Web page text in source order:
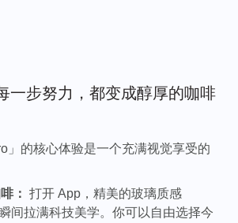
一步努力，都变成醇厚的咖啡
」的核心体验是一个充满视觉享受的
： 打开 App，精美的玻璃质感
间拉满科技美学。你可以自由选择今